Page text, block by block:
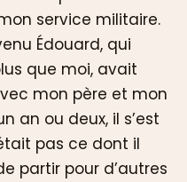
service militaire.
Édouard, qui
que moi, avait
mon père et mon
an ou deux, il s’est
pas ce dont il
partir pour d’autres